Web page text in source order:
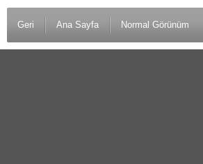
Geri Ana Sayfa Normal Görünüm